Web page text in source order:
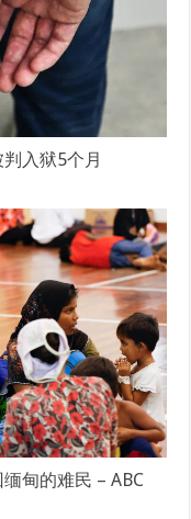
入狱5个月
甸的难民 – ABC